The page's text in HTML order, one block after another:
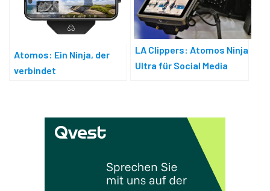
Atomos: Ein Ninja, der
verbindet
LA Clippers: Atomos Ninja
Ultra für Social Media